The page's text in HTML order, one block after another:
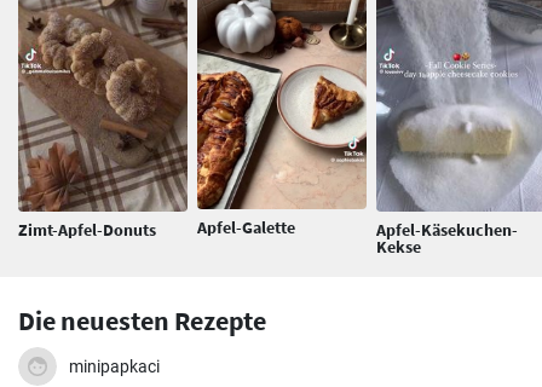
Zimt-Apfel-Donuts Apfel-Galette Apfel-Käsekuchen-
Kekse
Die neuesten Rezepte
minipapkaci